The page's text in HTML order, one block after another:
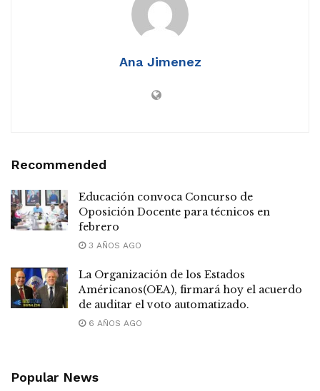
Ana Jimenez
Recommended
Educación convoca Concurso de
Oposición Docente para técnicos en
febrero
3 AÑOS AGO
La Organización de los Estados
Américanos(OEA), firmará hoy el acuerdo
de auditar el voto automatizado.
6 AÑOS AGO
Popular News